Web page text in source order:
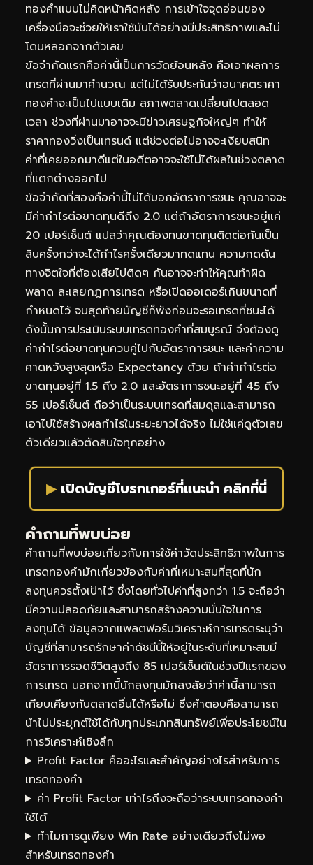
ทองคำแบบไม่คิดหน้าคิดหลัง การเข้าใจจุดอ่อนของ
เครื่องมือจะช่วยให้เราใช้มันได้อย่างมีประสิทธิภาพและไม่
โดนหลอกจากตัวเลข
ข้อจำกัดแรกคือค่านี้เป็นการวัดย้อนหลัง คือเอาผลการ
เทรดที่ผ่านมาคำนวณ แต่ไม่ได้รับประกันว่าอนาคตราคา
ทองคำจะเป็นไปแบบเดิม สภาพตลาดเปลี่ยนไปตลอด
เวลา ช่วงที่ผ่านมาอาจจะมีข่าวเศรษฐกิจใหญ่ๆ ทำให้
ราคาทองวิ่งเป็นเทรนด์ แต่ช่วงต่อไปอาจจะเงียบสนิท
ค่าที่เคยออกมาดีแต่ในอดีตอาจจะใช้ไม่ได้ผลในช่วงตลาด
ที่แตกต่างออกไป
ข้อจำกัดที่สองคือค่านี้ไม่ได้บอกอัตราการชนะ คุณอาจจะ
มีค่ากำไรต่อขาดทุนดีถึง 2.0 แต่ถ้าอัตราการชนะอยู่แค่
20 เปอร์เซ็นต์ แปลว่าคุณต้องทนขาดทุนติดต่อกันเป็น
สิบครั้งกว่าจะได้กำไรครั้งเดียวมาทดแทน ความกดดัน
ทางจิตใจที่ต้องเสียไปติดๆ กันอาจจะทำให้คุณทำผิด
พลาด ละเลยกฎการเทรด หรือเปิดออเดอร์เกินขนาดที่
กำหนดไว้ จนสุดท้ายบัญชีก็พังก่อนจะรอเทรดที่ชนะได้
ดังนั้นการประเมินระบบเทรดทองคำที่สมบูรณ์ จึงต้องดู
ค่ากำไรต่อขาดทุนควบคู่ไปกับอัตราการชนะ และค่าความ
คาดหวังสูงสุดหรือ Expectancy ด้วย ถ้าค่ากำไรต่อ
ขาดทุนอยู่ที่ 1.5 ถึง 2.0 และอัตราการชนะอยู่ที่ 45 ถึง
55 เปอร์เซ็นต์ ถือว่าเป็นระบบเทรดที่สมดุลและสามารถ
เอาไปใช้สร้างผลกำไรในระยะยาวได้จริง ไม่ใช่แค่ดูตัวเลข
ตัวเดียวแล้วตัดสินใจทุกอย่าง
▶เปิดบัญชีโบรกเกอร์ที่แนะนำ คลิกที่นี่
คำถามที่พบบ่อย
คำถามที่พบบ่อยเกี่ยวกับการใช้ค่าวัดประสิทธิภาพในการ
เทรดทองคำมักเกี่ยวข้องกับค่าที่เหมาะสมที่สุดที่นัก
ลงทุนควรตั้งเป้าไว้ ซึ่งโดยทั่วไปค่าที่สูงกว่า 1.5 จะถือว่า
มีความปลอดภัยและสามารถสร้างความมั่นใจในการ
ลงทุนได้ ข้อมูลจากแพลตฟอร์มวิเคราะห์การเทรดระบุว่า
บัญชีที่สามารถรักษาค่าดัชนีนี้ให้อยู่ในระดับที่เหมาะสมมี
อัตราการรอดชีวิตสูงถึง 85 เปอร์เซ็นต์ในช่วงปีแรกของ
การเทรด นอกจากนี้นักลงทุนมักสงสัยว่าค่านี้สามารถ
เทียบเคียงกับตลาดอื่นได้หรือไม่ ซึ่งคำตอบคือสามารถ
นำไปประยุกต์ใช้ได้กับทุกประเภทสินทรัพย์เพื่อประโยชน์ใน
การวิเคราะห์เชิงลึก
Profit Factor คืออะไรและสำคัญอย่างไรสำหรับการ
เทรดทองคำ
ค่า Profit Factor เท่าไรถึงจะถือว่าระบบเทรดทองคำ
ใช้ได้
ทำไมการดูเพียง Win Rate อย่างเดียวถึงไม่พอ
สำหรับเทรดทองคำ